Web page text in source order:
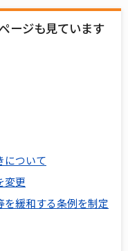
ージも見ています
について
変更
緩和する条例を制定